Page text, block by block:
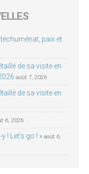
paix et
de sa visite en
août 7, 2026
de sa visite en
6, 2026
! Let’s go ! » août 6,